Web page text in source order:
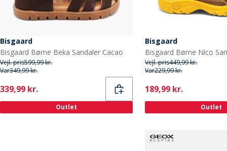
Bisgaard
Bisgaard Børne Beka Sandaler Cacao
Vejl. pris599,99 kr.
Var349,99 kr.
Current
339,99 kr.
Outlet
Bisgaard
Vejl. pris449,99 kr.
Var229,99 kr.
Current
189,99 kr.
Outlet